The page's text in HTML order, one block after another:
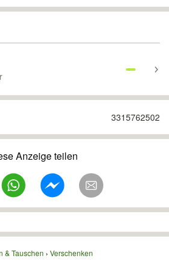
3315762502
Anzeige teilen
& Tauschen Verschenken